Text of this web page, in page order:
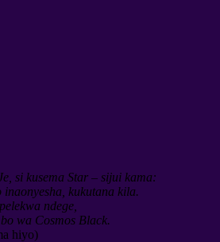
si kusema Star – sijui kama:
kukutana kila.
ndege,
wa Cosmos Black.
hiyo)